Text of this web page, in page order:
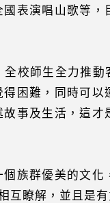
表演唱山歌等，
校師生全力推動
困難，同時可以
事及生活，這
族群優美的文化
互瞭解，並且是有